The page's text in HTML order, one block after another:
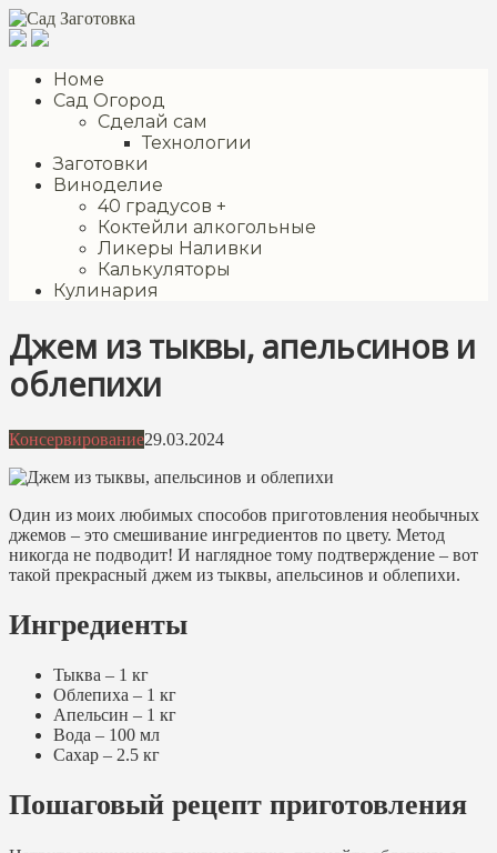
Перейти
к
Номе
Сад Огород
Сделай сам
Технологии
Заготовки
Виноделие
40 градусов +
Коктейли алкогольные
Ликеры Наливки
Калькуляторы
Кулинария
Джем из тыквы, апельсинов и
облепихи
Консервирование29.03.2024
Один из моих любимых способов приготовления необычных
джемов – это смешивание ингредиентов по цвету. Метод
никогда не подводит! И наглядное тому подтверждение – вот
такой прекрасный джем из тыквы, апельсинов и облепихи.
Ингредиенты
Тыква – 1 кг
Облепиха – 1 кг
Апельсин – 1 кг
Вода – 100 мл
Сахар – 2.5 кг
Пошаговый рецепт приготовления